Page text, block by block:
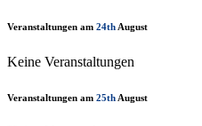
Veranstaltungen am 24th August
Keine Veranstaltungen
Veranstaltungen am 25th August